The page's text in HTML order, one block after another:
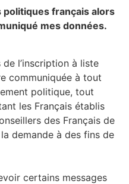
politiques français alors
mes données.
de l’inscription à liste
communiquée à tout
politique, tout
les Français établis
des Français de
demande à des fins de
certains messages